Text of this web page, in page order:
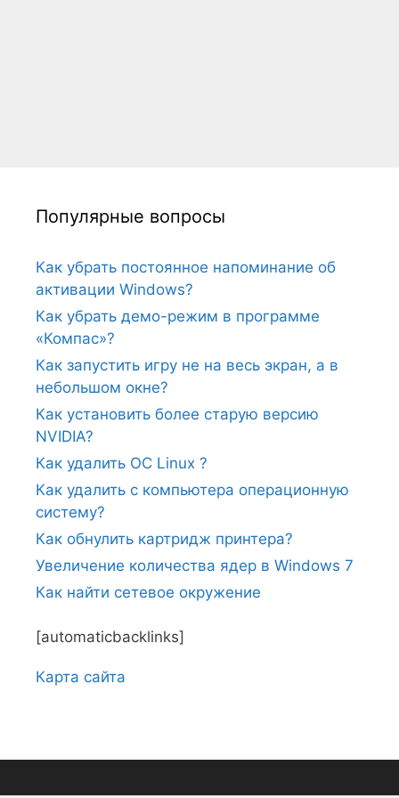
Популярные вопросы
Как убрать постоянное напоминание об
активации Windows?
Как убрать демо-режим в программе
«Компас»?
Как запустить игру не на весь экран, а в
небольшом окне?
Как установить более старую версию
NVIDIA?
Как удалить ОС Linux ?
Как удалить с компьютера операционную
систему?
Как обнулить картридж принтера?
Увеличение количества ядер в Windows 7
Как найти сетевое окружение
[automaticbacklinks]
Карта сайтa